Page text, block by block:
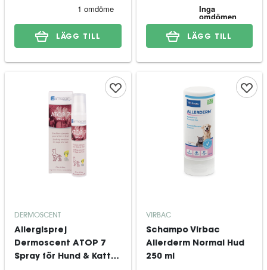
LÄGG TILL LÄGG TILL
DERMOSCENT
Allergisprej
Dermoscent ATOP 7
Spray för Hund & Katt
VIRBAC
Schampo Virbac
Allerderm Normal Hud
250 ml